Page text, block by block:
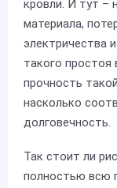
кровли. И тут –
материала,
электричества
такого простоя
прочность
насколько
долговечность.
Так стоит ли
полностью всю